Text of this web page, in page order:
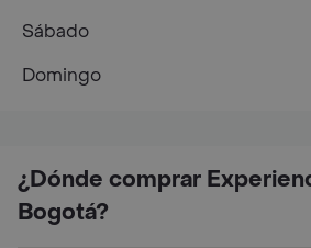
¿Dónde comprar
Bogotá?
Sábado
Domingo